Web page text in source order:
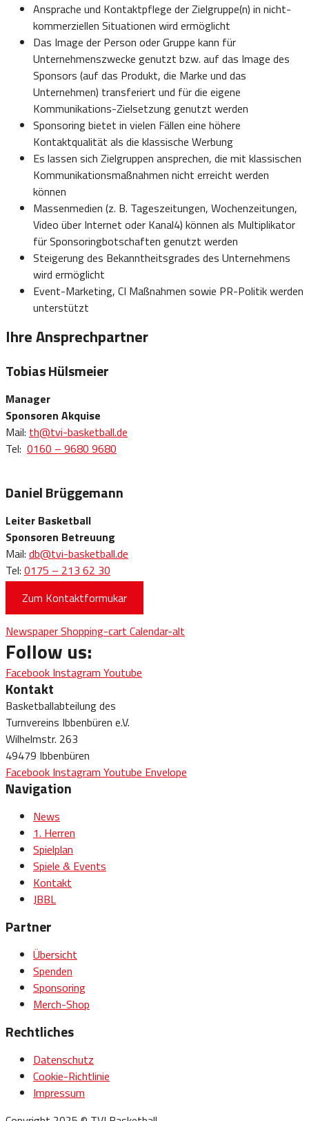
Ansprache und Kontaktpflege der Zielgruppe(n) in nicht-
kommerziellen Situationen wird ermöglicht
Das Image der Person oder Gruppe kann für
Unternehmenszwecke genutzt bzw. auf das Image des
Sponsors (auf das Produkt, die Marke und das
Unternehmen) transferiert und für die eigene
Kommunikations-Zielsetzung genutzt werden
Sponsoring bietet in vielen Fällen eine höhere
Kontaktqualität als die klassische Werbung
Es lassen sich Zielgruppen ansprechen, die mit klassischen
Kommunikationsmaßnahmen nicht erreicht werden
können
Massenmedien (z. B. Tageszeitungen, Wochenzeitungen,
Video über Internet oder Kanal4) können als Multiplikator
für Sponsoringbotschaften genutzt werden
Steigerung des Bekanntheitsgrades des Unternehmens
wird ermöglicht
Event-Marketing, CI Maßnahmen sowie PR-Politik werden
unterstützt
Ihre Ansprechpartner
Tobias Hülsmeier
Manager
Sponsoren Akquise
Mail: th@tvi-basketball.de
Tel: 0160 – 9680 9680
Daniel Brüggemann
Leiter Basketball
Sponsoren Betreuung
Mail: db@tvi-basketball.de
Tel: 0175 – 213 62 30
Zum Kontaktformukar
NewspaperShopping-cart Calendar-alt
Follow us:
Facebook Instagram Youtube
Kontakt
Basketballabteilung des
Turnvereins Ibbenbüren e.V.
Wilhelmstr. 263
49479 Ibbenbüren
Facebook Instagram Youtube Envelope
Navigation
News
1. Herren
Spielplan
Spiele & Events
Kontakt
JBBL
Partner
Übersicht
Spenden
Sponsoring
Merch-Shop
Rechtliches
Datenschutz
Cookie-Richtlinie
Impressum